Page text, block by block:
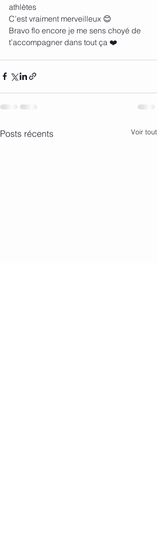
athlètes
C’est vraiment merveilleux 😊
Bravo flo encore je me sens choyé de
t’accompagner dans tout ça ❤️
Posts récents Voir tout